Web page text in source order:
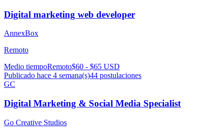
Digital marketing web developer
AnnexBox
Remoto
Medio tiempoRemoto$60 - $65 USD
Publicado hace 4 semana(s)44 postulaciones
GC
Digital Marketing & Social Media Specialist
Go Creative Studios